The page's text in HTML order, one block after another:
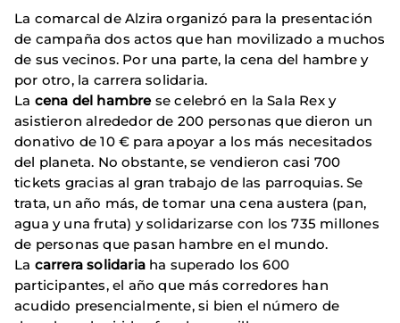
La comarcal de Alzira organizó para la presentación
de campaña dos actos que han movilizado a muchos
de sus vecinos. Por una parte, la cena del hambre y
por otro, la carrera solidaria.
La cena del hambrese celebró en la Sala Rex y
asistieron alrededor de 200 personas que dieron un
donativo de 10 € para apoyar a los más necesitados
del planeta. No obstante, se vendieron casi 700
tickets gracias al gran trabajo de las parroquias. Se
trata, un año más, de tomar una cena austera (pan,
agua y una fruta) y solidarizarse con los 735 millones
de personas que pasan hambre en el mundo.
La carrera solidaria ha superado los 600
participantes, el año que más corredores han
acudido presencialmente, si bien el número de